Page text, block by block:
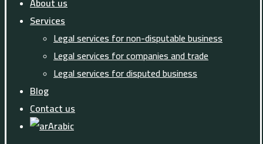
Services
Legal services for non-disputable business
Legal services for companies and trade
Legal services for disputed business
Blog
Contact us
Arabic